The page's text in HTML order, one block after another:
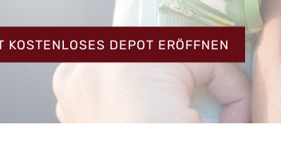
KOSTENLOSES DEPOT ERÖFFNEN
ERFAHREN
ERFAHREN